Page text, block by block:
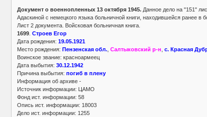
Документ о военнопленных 13 октября 1945.Данное дело на "151"
Адаскиной с немецкого языка больничной книги, находившейся ранее в
Лист 2 документа. Войсковая больничная книга.
1699. Строев Егор
Дата рождения: 19.05.1921
Место рождения: Пензенская обл., Салтыковский р-н с. Красная
Воинское звание: красноармеец
Дата выбытия: 30.12.1942
Причина выбытия: погиб в плену
Информация об архиве -
Источник информации: ЦАМО
Фонд ист. информации: 58
Опись ист. информации: 18003
Дело ист. информации: 1255